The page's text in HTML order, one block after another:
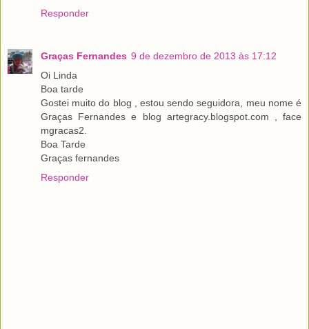
Responder
Graças Fernandes 9 de dezembro de 2013 às 17:12
Oi Linda
Boa tarde
Gostei muito do blog , estou sendo seguidora, meu nome é
Graças Fernandes e blog artegracy.blogspot.com , face
mgracas2.
Boa Tarde
Graças fernandes
Responder